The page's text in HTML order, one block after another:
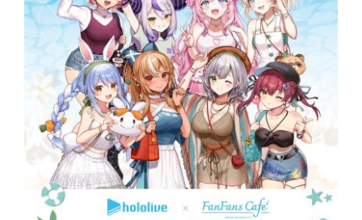
夢想購物